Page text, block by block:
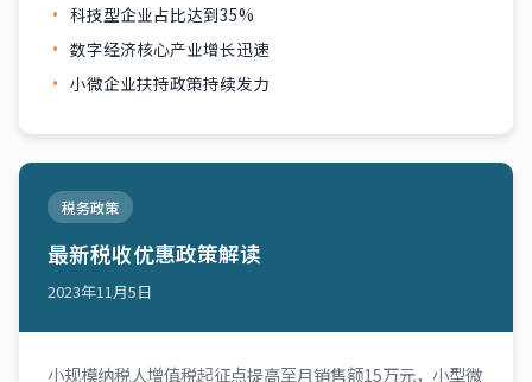
科技型企业占比达到35%
数字经济核心产业增长迅速
小微企业扶持政策持续发力
税务政策
最新税收优惠政策解读
2023年11月5日
小规模纳税人增值税起征点提高至月销售额15万元，小型微